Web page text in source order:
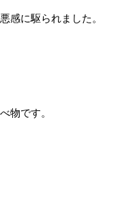
感に駆られました。
物です。